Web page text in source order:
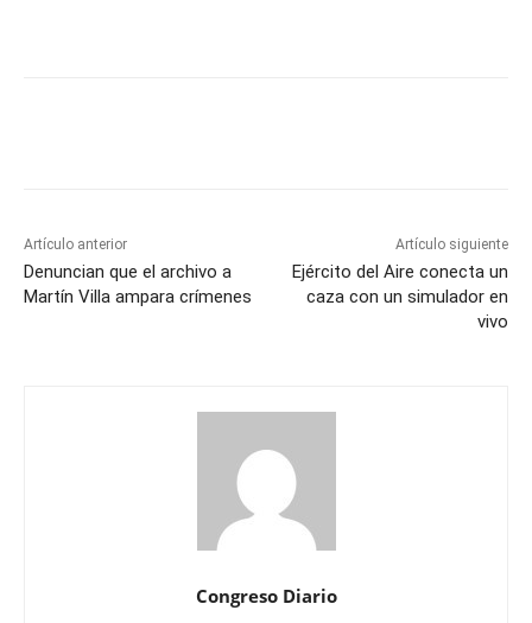
Artículo anterior
Denuncian que el archivo a
Martín Villa ampara crímenes
Artículo siguiente
Ejército del Aire conecta un
caza con un simulador en
vivo
Congreso Diario